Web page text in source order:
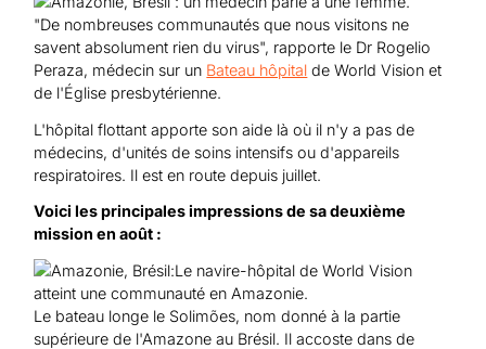
"De nombreuses communautés que nous visitons ne
savent absolument rien du virus", rapporte le Dr Rogelio
Peraza, médecin sur un Bateau hôpital de World Vision et
de l'Église presbytérienne.
L'hôpital flottant apporte son aide là où il n'y a pas de
médecins, d'unités de soins intensifs ou d'appareils
respiratoires. Il est en route depuis juillet.
Voici les principales impressions de sa deuxième
mission en août :
Le bateau longe le Solimões, nom donné à la partie
supérieure de l'Amazone au Brésil. Il accoste dans de